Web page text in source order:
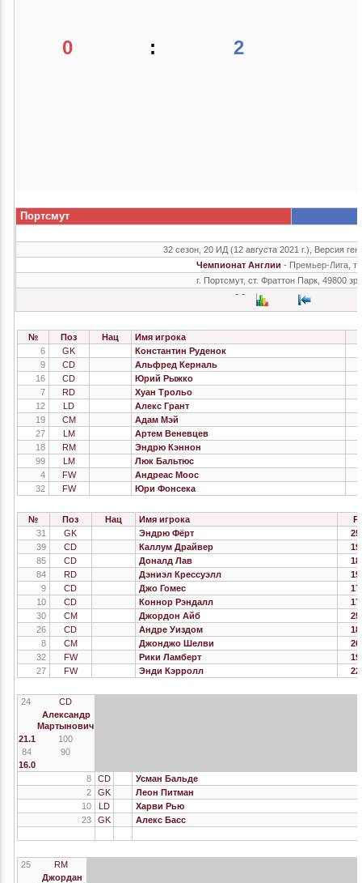
0 : 2
Портсмут
32 сезон, 20 ИД (12 августа 2021 г.), Версия
Чемпионат Англии - Премьер-Лига,
г. Портсмут, ст. Фраттон Парк, 49800
№ Поз Нац Имя игрока
6
GK Константин Руденок
9
CD Альфред Керналь
16
CD Юрий Рыжко
7
RD Хуан Трольо
12
LD Алекс Грант
19
CM Адам Мэй
27
LM Артем Веневцев
18
RM Эндрю Кэннон
99
LM Люк Бальтюс
4
FW Андреас Моос
32
FW Юри Фонсека
№ Поз Нац Имя игрока
31
GK Эндрю Фёрт
39
CD Каллум Драйвер
85
CD Доналд Лав
84
RD Дэниэл Крессуэлл
9
CD Джо Гомес
10
CD Коннор Рэндалл
30
CM Джордон Айб
26
CD Андре Уиздом
8
CM Джонджо Шелви
32
FW Рики Ламберт
27
FW Энди Кэрролл
24
CD
Александр
Мартынович
21.1
100
84
90
16.0
8
CD
Усман Бальде
2
GK
Леон Питман
10
LD
Харви Рью
23
GK Алекс Басс
25
RM
Джордан